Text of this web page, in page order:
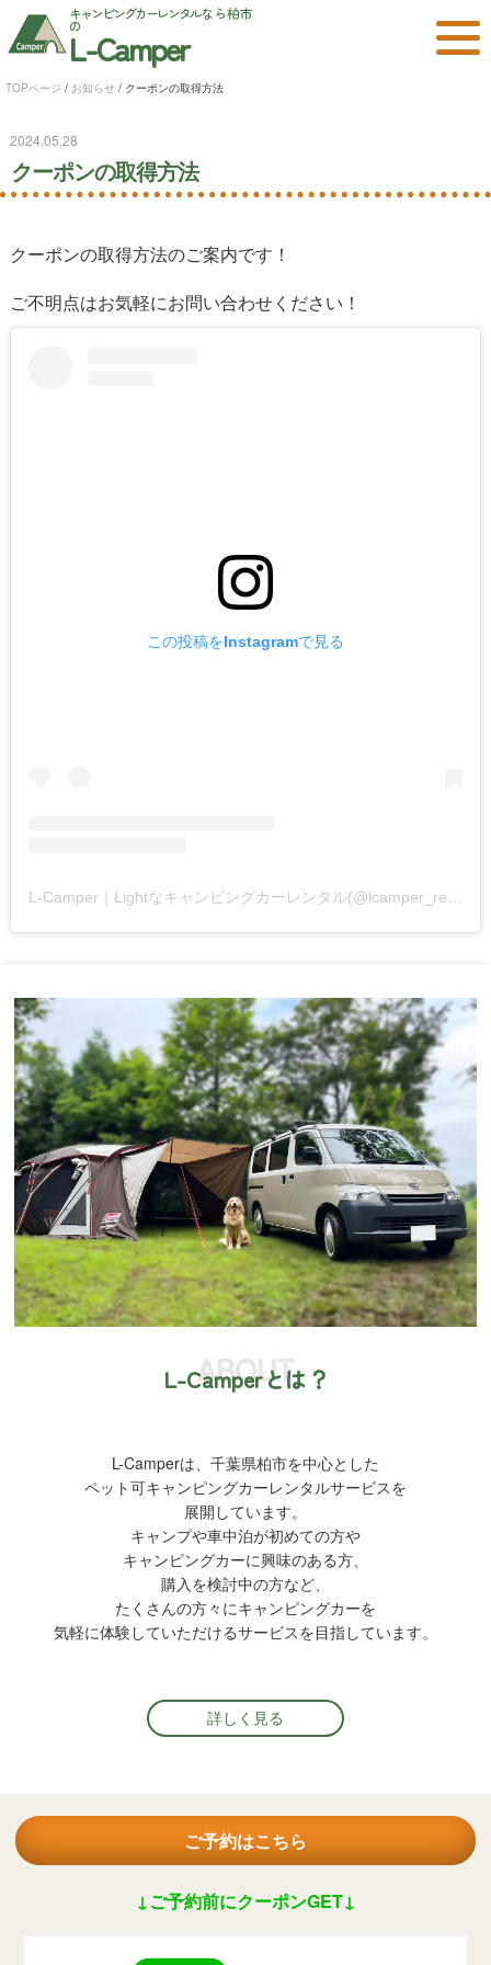
キャンピングカーレンタルなら柏市
の
L-Camper
TOPページ / お知らせ / クーポンの取得方法
2024.05.28
クーポンの取得方法
クーポンの取得方法のご案内です！
ご不明点はお気軽にお問い合わせください！
この投稿をInstagramで見る
L-Camperとは？
ABOUT
L-Camperは、千葉県柏市を中心とした
ペット可キャンピングカーレンタルサービスを
展開しています。
キャンプや車中泊が初めての方や
キャンピングカーに興味のある方、
購入を検討中の方など、
たくさんの方々にキャンピングカーを
気軽に体験していただけるサービスを目指しています。
詳しく見る
ご予約はこちら
↓ご予約前にクーポンGET↓